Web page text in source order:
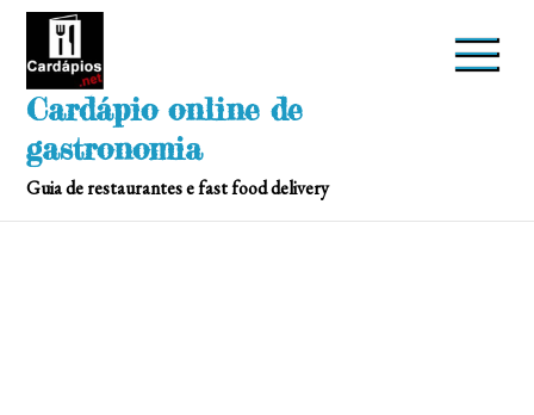
Skip
Cardápio online de
gastronomia
Guia de restaurantes e fast food delivery